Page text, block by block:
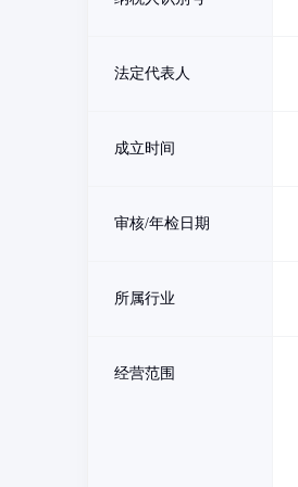
法定代表人
成立时间
审核/年检日期
所属行业
经营范围